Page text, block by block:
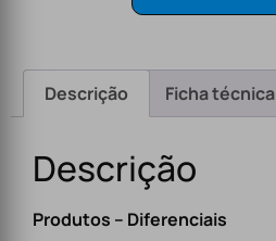
Descrição Ficha técnica
Descrição
Produtos – Diferenciais